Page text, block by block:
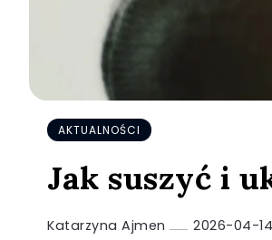
AKTUALNOŚCI
Jak suszyć i
Katarzyna Ajmen 2026-04-14